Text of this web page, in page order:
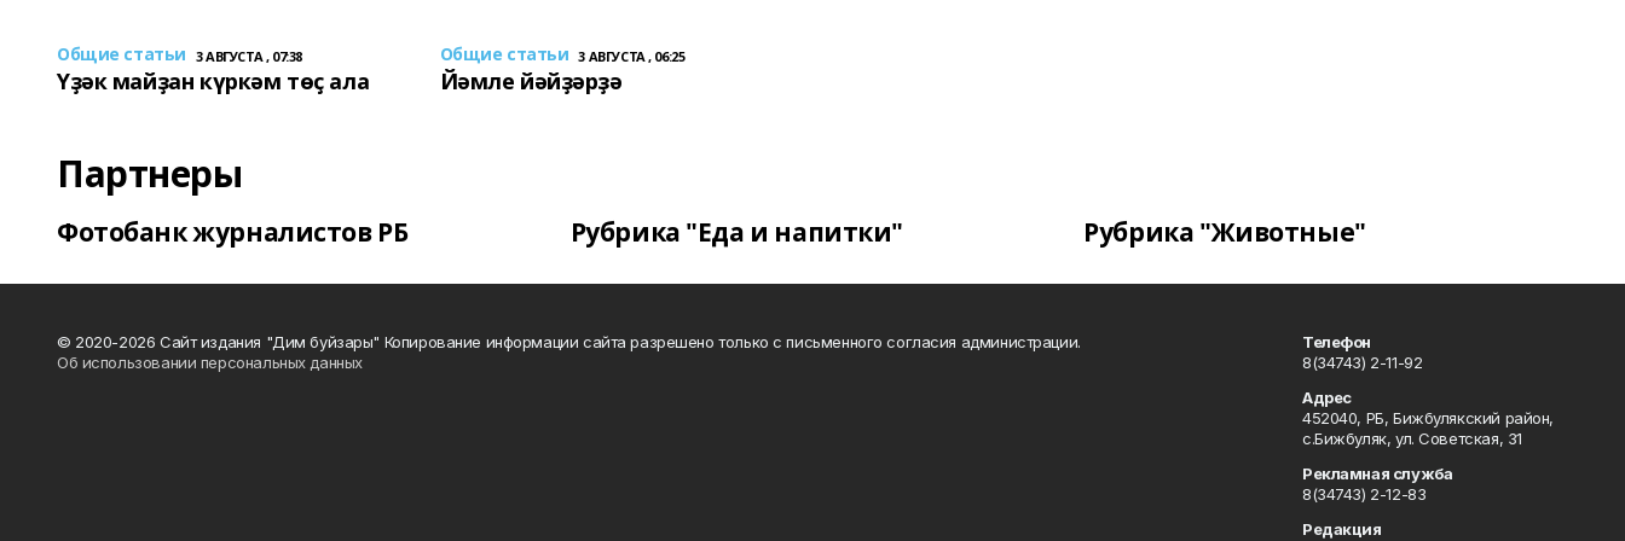
Общие статьи 3 АВГУСТА , 07:38
Үҙәк майҙан күркәм төҫ ала
Общие статьи 3 АВГУСТА , 06:25
Йәмле йәйҙәрҙә
Партнеры
Фотобанк журналистов РБ Рубрика "Еда и напитки" Рубрика "Животные"
© 2020-2026 Сайт издания "Дим буйзары" Копирование информации сайта разрешено только с письменного согласия администрации.
Об использовании персональных данных
Телефон
8(34743) 2-11-92
Адрес
452040, РБ, Бижбулякский район,
с.Бижбуляк, ул. Советская, 31
Рекламная служба
8(34743) 2-12-83
Редакция